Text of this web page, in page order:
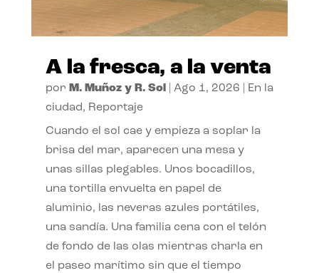
A la fresca, a la venta
por M. Muñoz y R. Sol| Ago 1, 2026
En la
ciudad, Reportaje
Cuando el sol cae y empieza a soplar la
brisa del mar, aparecen una mesa y
unas sillas plegables. Unos bocadillos,
una tortilla envuelta en papel de
aluminio, las neveras azules portátiles,
una sandía. Una familia cena con el telón
de fondo de las olas mientras charla en
el paseo marítimo sin que el tiempo